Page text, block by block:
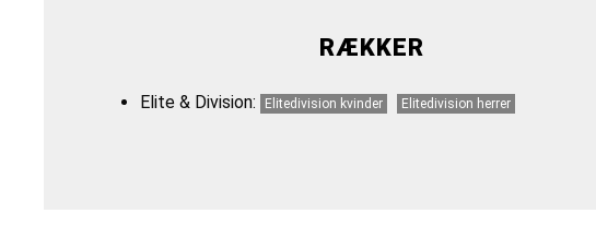
RÆKKER
Elite & Division: Elitedivision kvinder Elitedivision herrer